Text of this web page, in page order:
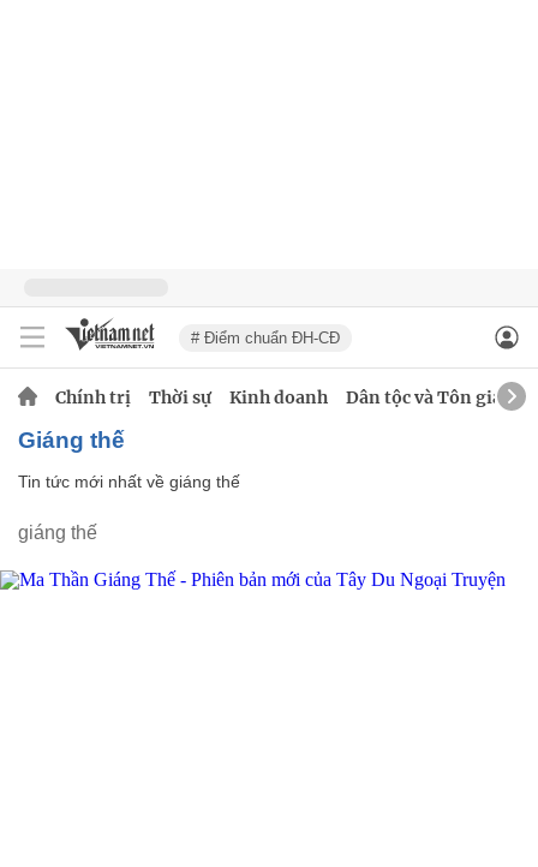
# Điểm chuẩn ĐH-CĐ
Chính trị Thời sự Kinh doanh Dân tộc và Tôn giáo
giáng thế
Tin tức mới nhất về giáng thế
giáng thế